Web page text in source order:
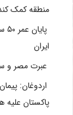
منطقه کمک
ایران
عبرت مصر و
اردوغان:
پاکستان